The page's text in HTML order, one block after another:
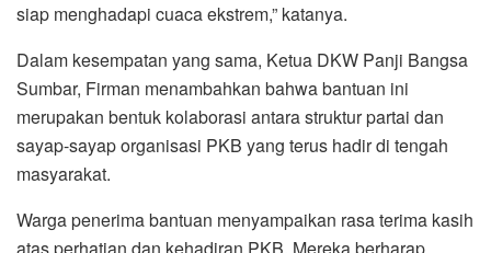
siap menghadapi cuaca ekstrem,” katanya.
Dalam kesempatan yang sama, Ketua DKW Panji Bangsa
Sumbar, Firman menambahkan bahwa bantuan ini
merupakan bentuk kolaborasi antara struktur partai dan
sayap-sayap organisasi PKB yang terus hadir di tengah
masyarakat.
Warga penerima bantuan menyampaikan rasa terima kasih